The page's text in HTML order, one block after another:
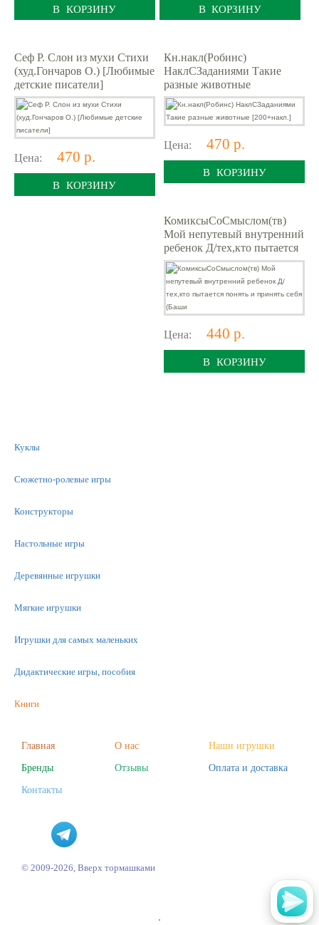
В КОРЗИНУ В КОРЗИНУ
Сеф Р. Слон из мухи Стихи
(худ.Гончаров О.) [Любимые
детские писатели]
Цена: 470 р.
В КОРЗИНУ
Кн.накл(Робинс)
НаклСЗаданиями Такие
разные животные
[200+накл.]
Цена: 470 р.
В КОРЗИНУ
КомиксыСоСмыслом(тв)
Мой непутевый внутренний
ребенок Д/тех,кто пытается
понять и принять себя
(Баши
Цена: 440 р.
В КОРЗИНУ
Куклы
Сюжетно-ролевые игры
Конструкторы
Настольные игры
Деревянные игрушки
Мягкие игрушки
Игрушки для самых маленьких
Дидактические игры, пособия
Книги
Фигурки
Наборы для творчества
Пазлы
Главная О нас
Наши игрушки
Бренды
Отзывы
Оплата и доставка
Контакты
© 2009-2026, Вверх тормашками
'